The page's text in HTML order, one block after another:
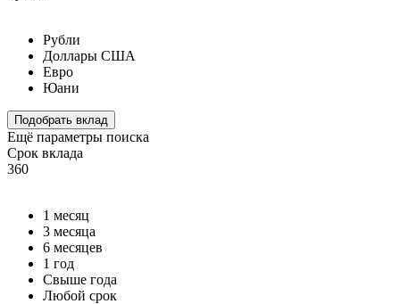
Рубли
Доллары США
Евро
Юани
Подобрать вклад
Ещё параметры поиска
Срок вклада
360
1 месяц
3 месяца
6 месяцев
1 год
Свыше года
Любой срок